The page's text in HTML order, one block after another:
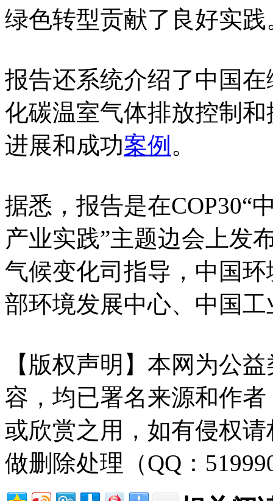
绿色转型贡献了良好实践
报告还系统介绍了中国
化碳温室气体排放控制
进展和成功案例 。
据悉，报告是在COP30“
产业实践”主题边会上发
气候变化司指导，中国
部环境发展中心、中国
【版权声明】本网为公
容，均已署名来源和作
或欣赏之用，如有侵权
做删除处理（QQ：